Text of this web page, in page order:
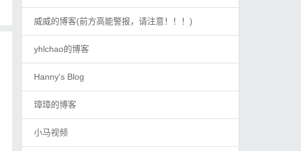
威威的博客(前方高能警报，请注意！！！)
yhlchao的博客
Hanny's Blog
璋璋的博客
小马视频